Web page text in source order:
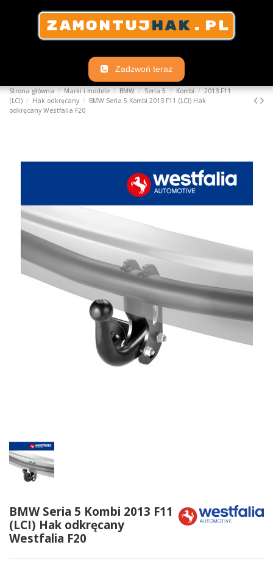
Zadzwoń teraz
Strona główna Marki i modele BMW Seria 5 Kombi
2013 F11
(LCI)
Hak odkręcany
BMW Seria 5 Kombi 2013 F11 (LCI) Hak
odkręcany Westfalia F20
BMW Seria 5 Kombi 2013 F11
(LCI) Hak odkręcany
Westfalia F20